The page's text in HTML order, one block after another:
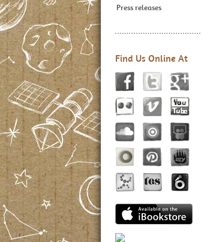
Press releases
Find Us Online At